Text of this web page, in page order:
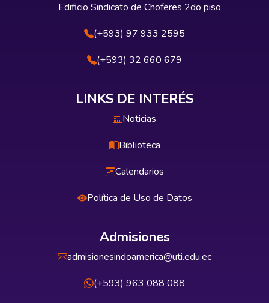
Edificio Sindicato de Choferes 2do piso
(+593) 97 933 2595
(+593) 32 660 679
LINKS DE INTERÉS
Noticias
Biblioteca
Calendarios
Política de Uso de Datos
Admisiones
admisionesindoamerica@uti.edu.ec
(+593) 963 088 088